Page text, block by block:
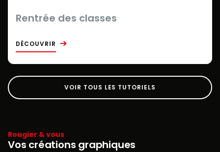
Rentrée des classes
DÉCOUVRIR
VOIR TOUS LES TUTORIELS
Rougier & vous
Vos créations graphiques